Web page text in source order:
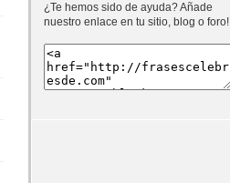
¿Te hemos sido de ayuda? Añade
nuestro enlace en tu sitio, blog o foro!